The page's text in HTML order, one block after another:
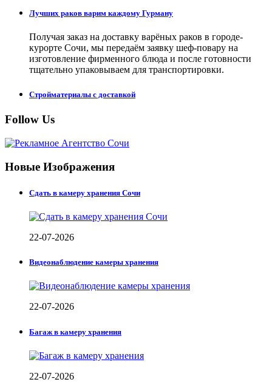
Лучших раков варим каждому Гурману
Получая заказ на доставку варёных раков в городе-
курорте Сочи, мы передаём заявку шеф-повару на
изготовление фирменного блюда и после готовности
тщательно упаковываем для транспортировки.
Стройматериалы с доставкой
Follow Us
Новые Изображения
Сдать в камеру хранения Сочи
22-07-2026
Видеонаблюдение камеры хранения
22-07-2026
Багаж в камеру хранения
22-07-2026